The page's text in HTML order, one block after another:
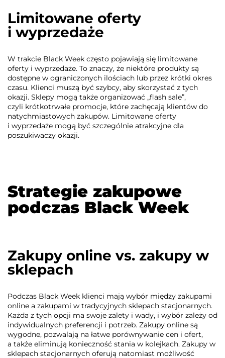
Limitowane oferty
i wyprzedaże
W trakcie Black Week często pojawiają się limitowane
oferty i wyprzedaże. To znaczy, że niektóre produkty są
dostępne w ograniczonych ilościach lub przez krótki okres
czasu. Klienci muszą być szybcy, aby skorzystać z tych
okazji. Sklepy mogą także organizować „flash sale”,
czyli krótkotrwałe promocje, które zachęcają klientów do
natychmiastowych zakupów. Limitowane oferty
i wyprzedaże mogą być szczególnie atrakcyjne dla
poszukiwaczy okazji.
Strategie zakupowe
podczas Black Week
Zakupy online vs. zakupy w
sklepach
Podczas Black Week klienci mają wybór między zakupami
online a zakupami w tradycyjnych sklepach stacjonarnych.
Każda z tych opcji ma swoje zalety i wady, i wybór zależy od
indywidualnych preferencji i potrzeb. Zakupy online są
wygodne, pozwalają na łatwe porównywanie cen i ofert,
a także eliminują konieczność stania w kolejkach. Zakupy w
sklepach stacjonarnych oferują natomiast możliwość